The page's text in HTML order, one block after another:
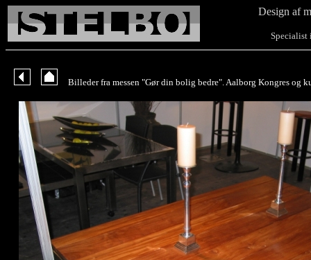
Design af
Specialist i
Billeder fra messen "Gør din bolig bedre". Aalborg Kongres og